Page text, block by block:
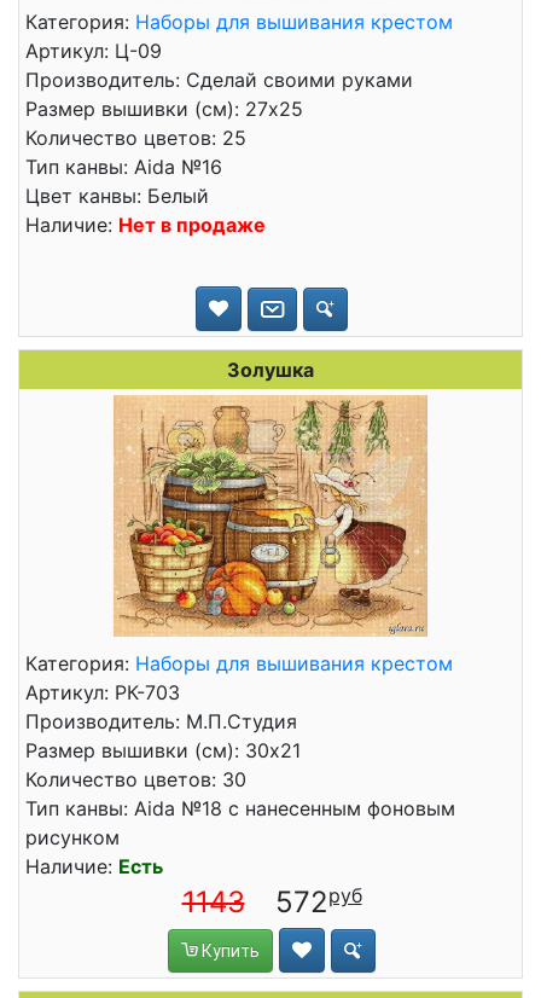
Категория: Наборы для вышивания крестом
Артикул: Ц-09
Производитель: Сделай своими руками
Размер вышивки (см): 27x25
Количество цветов: 25
Тип канвы: Aida №16
Цвет канвы: Белый
Наличие: Нет в продаже
Золушка
Категория: Наборы для вышивания крестом
Артикул: РК-703
Производитель: М.П.Студия
Размер вышивки (см): 30x21
Количество цветов: 30
Тип канвы: Aida №18 с нанесенным фоновым
рисунком
Наличие: Есть
1143 572
Купить